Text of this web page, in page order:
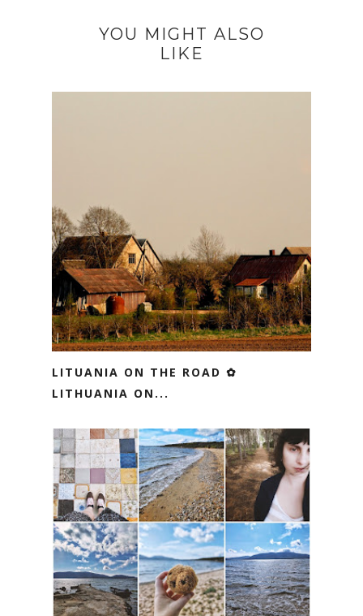
YOU MIGHT ALSO
LIKE
LITUANIA ON THE ROAD ✿
LITHUANIA ON...